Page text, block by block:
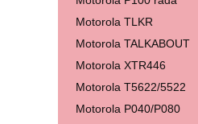
Motorola TLKR
Motorola TALKABOUT
Motorola XTR446
Motorola T5622/5522
Motorola P040/P080